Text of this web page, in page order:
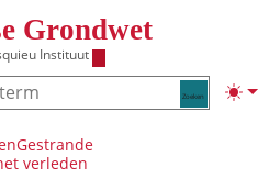
Grondwet
Instituut
Zoeken
Gestrande
verleden